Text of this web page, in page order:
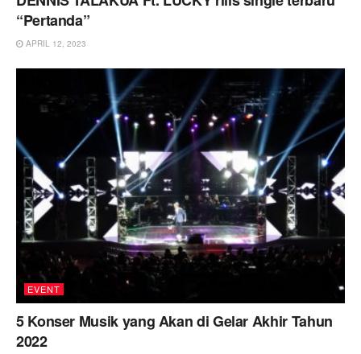
“Pertanda”
APRIL 12, 2023
EVENT
5 Konser Musik yang Akan di Gelar Akhir Tahun
2022